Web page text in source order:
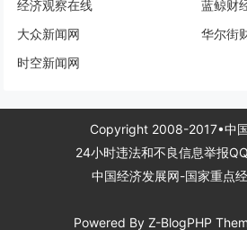
经济观察在线
蓝鲸财
大众新闻网
华尔街
时空新闻网
Copyright 2008-2017•中
24小时违法和不良信息举报
中国经济发展网-国家重点
Powered By Z-BlogPHP